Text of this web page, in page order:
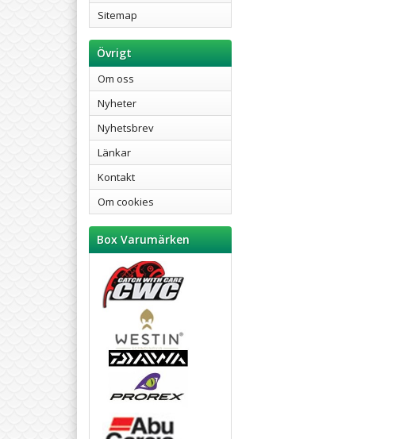
Sitemap
Övrigt
Om oss
Nyheter
Nyhetsbrev
Länkar
Kontakt
Om cookies
Box Varumärken